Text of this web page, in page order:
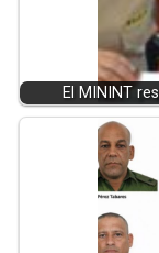
El MININT